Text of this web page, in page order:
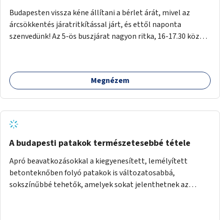
Budapesten vissza kéne állítani a bérlet árát, mivel az
árcsökkentés járatritkítással járt, és ettől naponta
szenvedünk! Az 5-ös buszjárat nagyon ritka, 16-17.30 között
kell utaznunk, gyerekkel együtt minden nap. Sokkal többet
érnénk vele, ha növelnék a bérlet árát és gyakorítanák a
megéreznénk.
Megnézem
A budapesti patakok természetesebbé tétele
Apró beavatkozásokkal a kiegyenesített, lemélyített
betonteknőben folyó patakok is változatosabbá,
sokszínűbbé tehetők, amelyek sokat jelenthetnek az